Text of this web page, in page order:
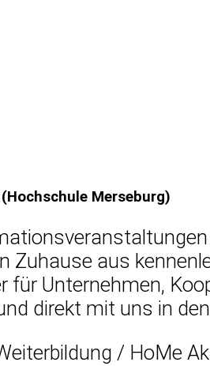
(Hochschule Merseburg)
aus
für Unternehmen,
direkt mit uns in
/ HoMe